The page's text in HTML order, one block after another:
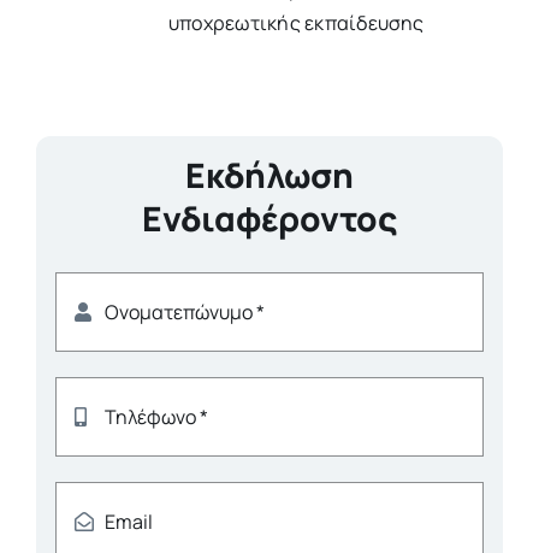
υποχρεωτικής εκπαίδευσης
Εκδήλωση
Ενδιαφέροντος